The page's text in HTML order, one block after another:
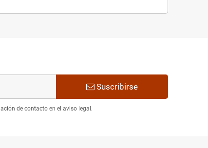
Suscribirse
de contacto en el aviso legal.